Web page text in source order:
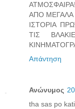
ΑΠΟ ΜΕΓΑΛΑ
ΙΣΤΟΡΙΑ
ΤΙΣ
Απάντηση
Ανώνυμος
tha sas po